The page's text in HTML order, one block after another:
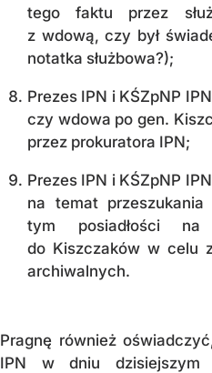
tego faktu przez
z wdową, czy był
notatka służbowa?);
Prezes IPN i KŚZpNP
czy wdowa po gen.
przez prokuratora IPN;
Prezes IPN i KŚZpNP
na temat
tym posiadłości na
do Kiszczaków w celu
archiwalnych.
Pragnę również
IPN w dniu dzisiejszym